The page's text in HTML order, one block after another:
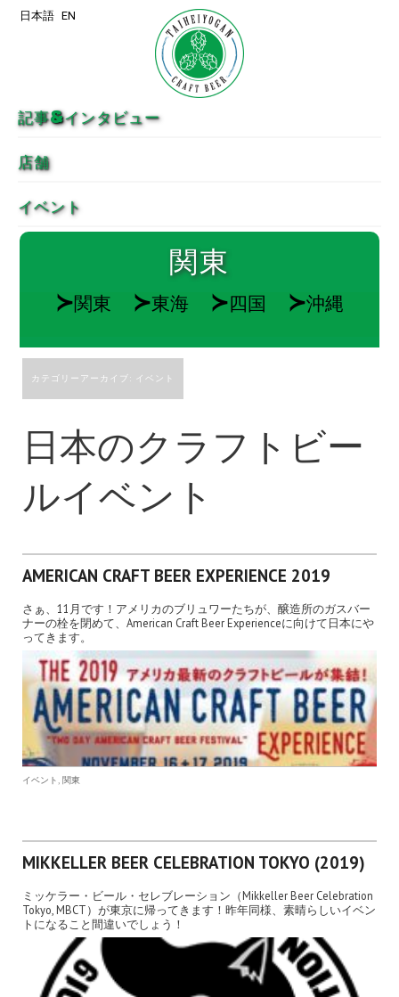
記事&インタビュー
店舗
イベント
日本語 EN
関東
≻関東 ≻東海 ≻四国 ≻沖縄
カテゴリーアーカイブ: イベント
日本のクラフトビー
ルイベント
AMERICAN CRAFT BEER EXPERIENCE 2019
さぁ、11月です！アメリカのブリュワーたちが、醸造所のガスバー
ナーの栓を閉めて、American Craft Beer Experienceに向けて日本にや
ってきます。
イベント 関東
MIKKELLER BEER CELEBRATION TOKYO (2019)
ミッケラー・ビール・セレブレーション（Mikkeller Beer Celebration
Tokyo, MBCT）が東京に帰ってきます！昨年同様、素晴らしいイベン
トになること間違いでしょう！